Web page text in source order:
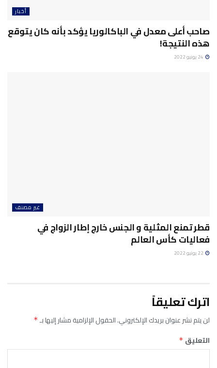
أخبار
صاحب أعلى معدل في الباكالوريا يؤكد بأنه كان يتوقع
هذه النتيجة!
غير مصنف
قطر تمنع المثلية و الجنس خارج إطار الزواج في
فعاليات كأس العالم
اترك تعليقاً
لن يتم نشر عنوان بريدك الإلكتروني.الحقول الإلزامية مشار إليها بـ*
التعليق *